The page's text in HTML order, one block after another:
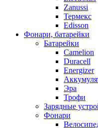
Zanussi
Термекс
Edisson
Фонари, батарейки
Батарейки
Camelion
Duracell
Energizer
Эра
Трофи
Зарядные
Фонари